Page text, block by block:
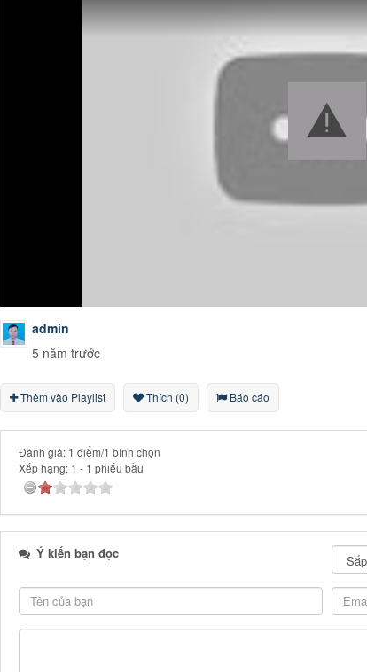
admin
5 năm trước
Thêm vào Playlist Thích (0) Báo cáo
Đánh giá: 1 điểm/1 bình chọn
Xếp hạng: 1 - 1 phiếu bầu
Ý kiến bạn đọc